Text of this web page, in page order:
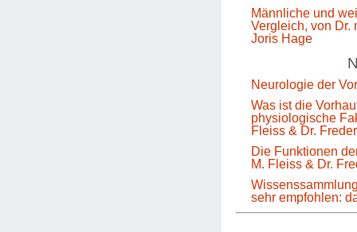
Männliche und
Vergleich, von Dr.
Joris Hage
Neurologie der
Was ist die
physiologische
Fleiss & Dr.
Die Funktionen
M. Fleiss & Dr.
sehr empfohlen: